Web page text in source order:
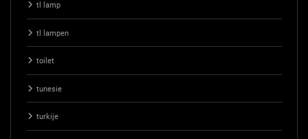
tl lamp
tl lampen
toilet
tunesie
turkije